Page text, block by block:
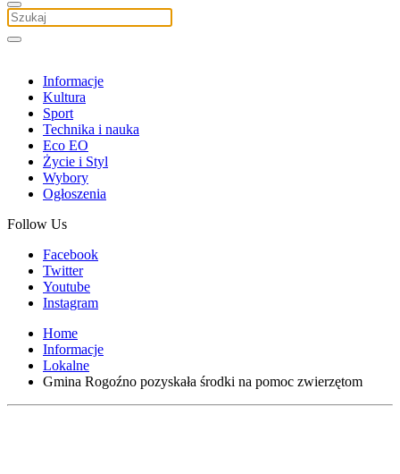
Informacje
Kultura
Sport
Technika i nauka
Eco EO
Życie i Styl
Wybory
Ogłoszenia
Follow Us
Facebook
Twitter
Youtube
Instagram
Home
Informacje
Lokalne
Gmina Rogoźno pozyskała środki na pomoc zwierzętom